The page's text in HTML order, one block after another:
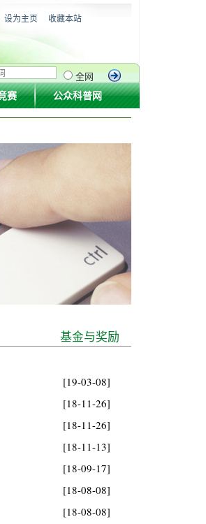
设为主页 收藏本站
全网
赛 公众科普网
基金与奖励
[19-03-08]
[18-11-26]
[18-11-26]
[18-11-13]
[18-09-17]
[18-08-08]
[18-08-08]